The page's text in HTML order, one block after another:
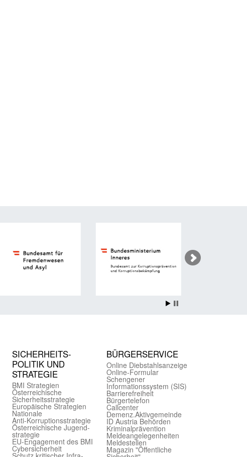
SICHER­HEITS­
POLITIK UND
STRATEGIE
BMI Strategien
Öster­reichische
Sicherheits­strategie
Europäische Strategien
Nationale
Anti-Korruptions­strategie
Öster­reichische Jugend­
strategie
EU-Engagement des BMI
Cybersicherheit
BÜRGER­SERVICE
Online Diebstahls­anzeige
Online-Formular
Schengener
Informationssystem (SIS)
Barriere­freiheit
Bürger­telefon
Call­center
Demenz.Aktiv­gemeinde
ID Austria Behörden
Kriminal­prävention
Melde­an­ge­le­gen­heiten
Meld­estellen
Magazin "Öffentliche